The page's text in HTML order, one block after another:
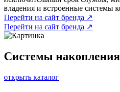
владения и встроенные системы
Перейти на сайт бренда ↗
Перейти на сайт бренда ↗
Системы
открыть каталог